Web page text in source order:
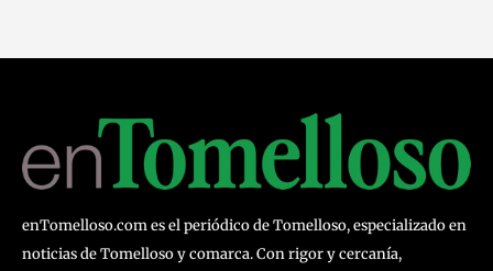
enTomelloso.com es el periódico de Tomelloso, especializado en
noticias de Tomelloso y comarca. Con rigor y cercanía,